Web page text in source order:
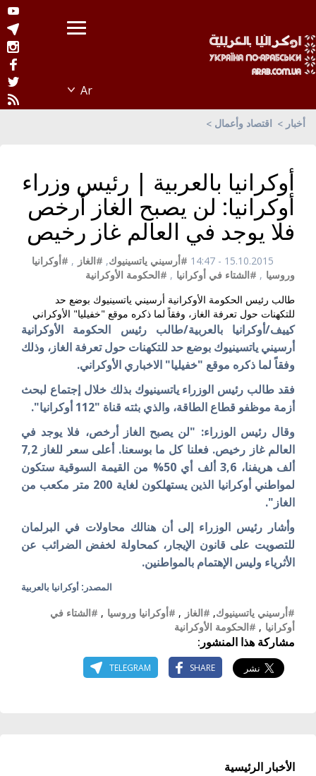
أخبار اقتصاد وأعمال
أوكرانيا بالعربية | رئيس وزراء
أوكرانيا: لن يصبح الغاز أرخص
فلا يوجد في العالم غاز رخيص
15.10.2015 - 14:47 #أرسيني ياتسينيوك, #الغاز , #أوكرانيا
وروسيا , #الشتاء في أوكرانيا , #الحكومة الأوكرانية
طالب رئيس الحكومة الأوكرانية أرسيني ياتسينيوك بوضع حد
للتكهنات حول تعرفة الغاز، وفقاً لما ذكره موقع "خفيليا" الأوكراني
كييف/أوكرانيا بالعربية/طالب رئيس الحكومة الأوكرانية
أرسيني ياتسينيوك بوضع حد للتكهنات حول تعرفة الغاز، وذلك
وفقاً لما ذكره موقع "خفيليا" الاخباري الأوكراني.
فقد طالب رئيس الوزراء ياتسينيوك بذلك خلال إجتماع لبحث
أزمة موظفو قطاع الطاقة، والذي بثته قناة "112 أوكرانيا".
وقال رئيس الوزراء: "لن يصبح الغاز أرخص، فلا يوجد في
العالم غاز رخيص. فعلنا كل ما بوسعنا. أعلى سعر للغاز 7,2
ألف هريفنا، 3,6 ألف أي 50% من القيمة السوقية ستكون
لمواطني أوكرانيا الذين يستهلكون لغاية 200 متر مكعب من
الغاز".
وأشار رئيس الوزراء إلى أن هنالك محاولات في البرلمان
للتصويت على قانون الإيجار، كمحاولة لخفض الضرائب عن
الأثرياء وليس الإهتمام بالمواطنين.
المصدر: أوكرانيا بالعربية
#أرسيني ياتسينيوك, #الغاز , #أوكرانيا وروسيا , #الشتاء في
أوكرانيا , #الحكومة الأوكرانية
مشاركة هذا المنشور:
SHARE
TELEGRAM
الأخبار الرئيسية